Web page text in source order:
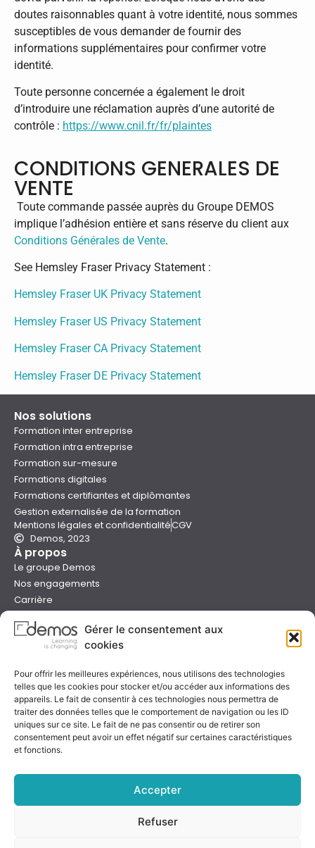
Gérer le consentement aux
cookies
Pour offrir les meilleures expériences, nous utilisons des technologies
telles que les cookies pour stocker et/ou accéder aux informations des
appareils. Le fait de consentir à ces technologies nous permettra de
traiter des données telles que le comportement de navigation ou les ID
uniques sur ce site. Le fait de ne pas consentir ou de retirer son
consentement peut avoir un effet négatif sur certaines caractéristiques
et fonctions.
Accepter
Refuser
doutes raisonnables quant à votre identité, nous sommes
susceptibles de vous demander de fournir des
informations supplémentaires pour confirmer votre
identité.
Toute personne concernée a également le droit
d’introduire une réclamation auprès d’une autorité de
contrôle : https://www.cnil.fr/fr/plaintes
CONDITIONS GENERALES DE
VENTE
Toute commande passée auprès du Groupe DEMOS
implique l’adhésion entière et sans réserve du client aux
Conditions Générales de Vente.
See Hemsley Fraser Privacy Statement :
Hemsley Fraser UK Privacy Statement
Hemsley Fraser US Privacy Statement
Hemsley Fraser CA Privacy Statement
Hemsley Fraser DE Privacy Statement
Nos solutions
Formation inter entreprise
Formation intra entreprise
Formation sur-mesure
Formations digitales
Formations certifiantes et diplômantes
Gestion externalisée de la formation
Mentions légales et confidentialitéCGV
Demos, 2023
À propos
Le groupe Demos
Nos engagements
Carrière
Presse
Catalogues
Aide
Nous contacter
Nous trouver
Préparer sa formation
Sessions garanties
Qualité & certification